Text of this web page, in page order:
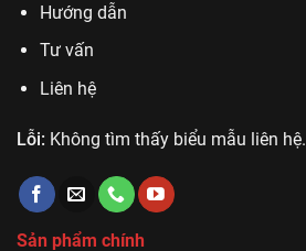
Hướng dẫn
Tư vấn
Liên hệ
Lỗi: Không tìm thấy biểu mẫu liên hệ.
Sản phẩm chính